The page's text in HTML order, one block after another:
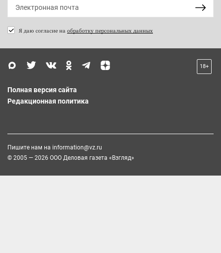
Я даю согласие на обработку персональных данных
18+
Полная версия сайта
Редакционная политика
Пишите нам на information@vz.ru
© 2005 — 2026 ООО Деловая газета «Взгляд»